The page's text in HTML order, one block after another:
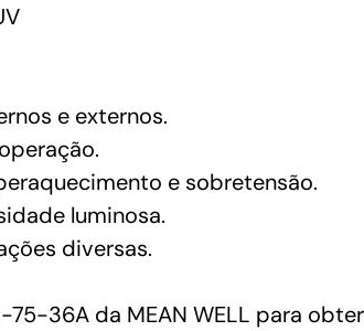
e externos.
e sobretensão.
luminosa.
diversas.
36A da MEAN WELL para